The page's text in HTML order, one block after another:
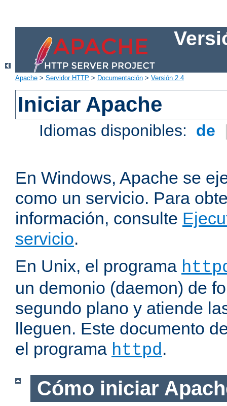
Apache > Servidor HTTP > Documentación > Versión 2.4
Iniciar Apache
Idiomas disponibles: de
En Windows, Apache se
como un servicio. Para
información, consulte
servicio.
En Unix, el programa
un demonio (daemon) de
segundo plano y atiende
lleguen. Este documento
el programa httpd.
Cómo iniciar